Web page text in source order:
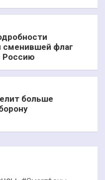
сменившей флаг
Россию
больше